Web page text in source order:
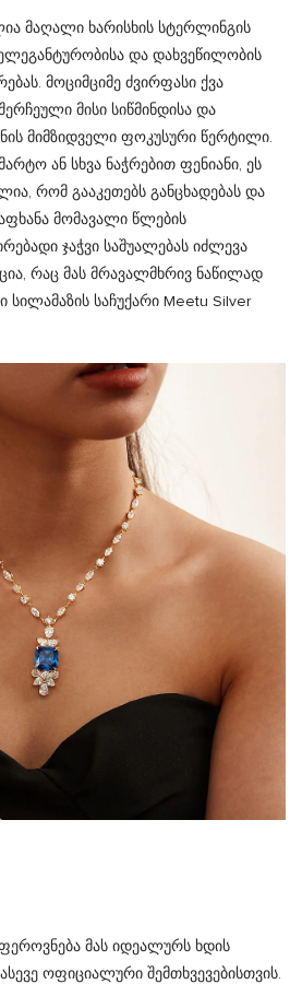
მაღალი ხარისხის სტერლინგის
და დახვეწილობის
მოციმციმე ძვირფასი ქვა
მისი სიწმინდისა და
მიმზიდველი ფოკუსური წერტილი.
ან სხვა ნაჭრებით ფენიანი, ეს
რომ გააკეთებს განცხადებას და
მომავალი წლების
ჯაჭვი საშუალებას იძლევა
რაც მას მრავალმხრივ ნაწილად
საჩუქარი Meetu Silver
მას იდეალურს ხდის
ოფიციალური შემთხვევებისთვის.